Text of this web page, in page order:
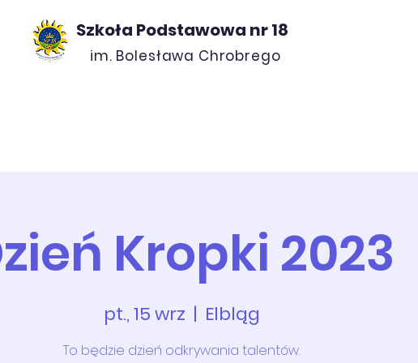
Szkoła Podstawowa nr 18
im. Bolesława Chrobrego
Kropki 2023
pt., 15 wrz
  |
Elbląg
To będzie dzień odkrywania talentów.